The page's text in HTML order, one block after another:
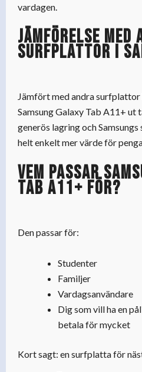
vardagen.
Jämförelse med
surfplattor i
Jämfört med andra
Samsung Galaxy Tab A11+ ut
generös lagring och
helt enkelt mer värde för
Vem passar
Tab A11+ för?
Den passar för:
Studenter
Familjer
Vardagsanvändare
Dig som vill ha en
betala för mycket
Kort sagt: en surfplatta för